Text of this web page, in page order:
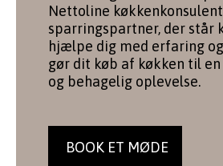
Nettoline
sparringspartner, der står
hjælpe dig med erfaring
gør dit køb af køkken til
og behagelig oplevelse.
BOOK ET MØDE